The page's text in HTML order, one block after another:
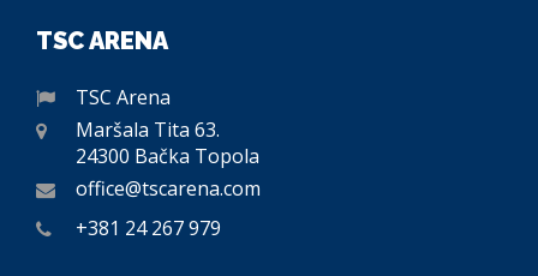
TSC ARENA
TSC Arena
Maršala Tita 63.
24300 Bačka Topola
office@tscarena.com
+381 24 267 979